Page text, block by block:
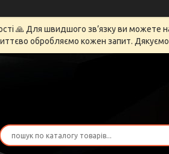
🙏 Для швидшого зв’язку ви можете
обробляємо кожен запит. Дякуємо